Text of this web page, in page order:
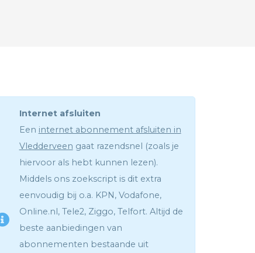
Internet afsluiten
Een internet abonnement afsluiten in
Vledderveen gaat razendsnel (zoals je
hiervoor als hebt kunnen lezen).
Middels ons zoekscript is dit extra
eenvoudig bij o.a. KPN, Vodafone,
Online.nl, Tele2, Ziggo, Telfort. Altijd de
beste aanbiedingen van
abonnementen bestaande uit